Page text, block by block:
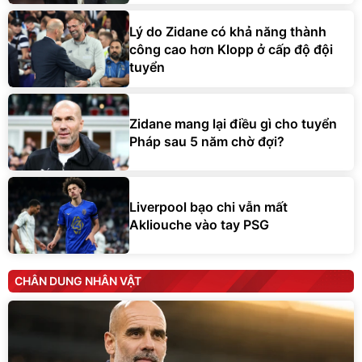
Lý do Zidane có khả năng thành
công cao hơn Klopp ở cấp độ đội
tuyển
Zidane mang lại điều gì cho tuyển
Pháp sau 5 năm chờ đợi?
Liverpool bạo chi vẫn mất
Akliouche vào tay PSG
CHÂN DUNG NHÂN VẬT